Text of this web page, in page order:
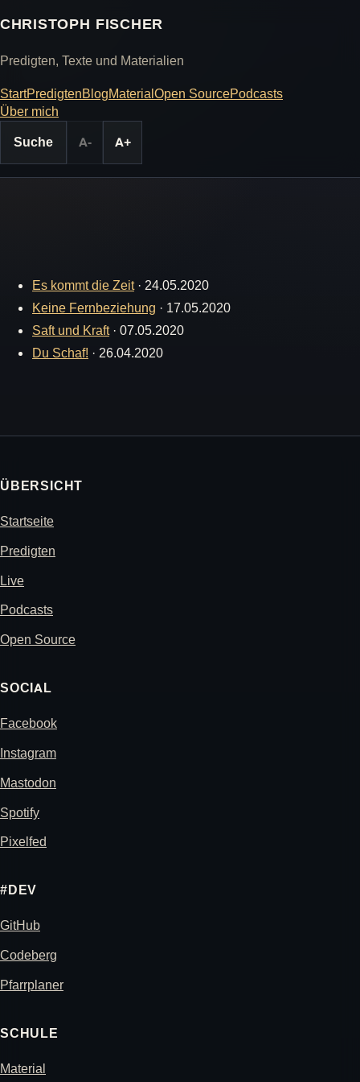
CHRISTOPH FISCHER
Predigten, Texte und Materialien
StartPredigtenBlogMaterialOpen SourcePodcasts
Über mich
Suche
A- A+
Es kommt die Zeit· 24.05.2020
Keine Fernbeziehung · 17.05.2020
Saft und Kraft· 07.05.2020
Du Schaf! · 26.04.2020
ÜBERSICHT
Startseite
Predigten
Live
Podcasts
Open Source
SOCIAL
Facebook
Instagram
Mastodon
Spotify
Pixelfed
#DEV
GitHub
Codeberg
Pfarrplaner
SCHULE
Material